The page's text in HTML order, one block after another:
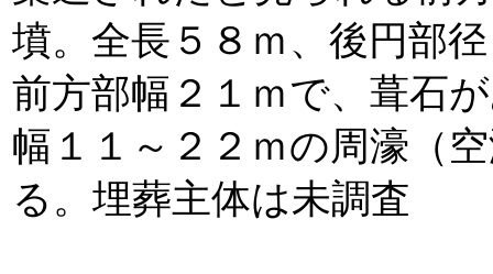
墳。全長５８ｍ、後円部
前方部幅２１ｍで、葺石
幅１１～２２ｍの周濠（
る。埋葬主体は未調査